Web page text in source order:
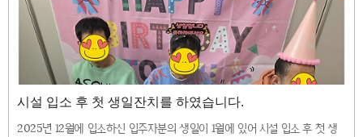
시설 입소 후 첫 생일잔치를 하였습니다.
2025년 12월에 입소하신 입주자분의 생일이 1월에 있어 시설 입소 후 첫 생